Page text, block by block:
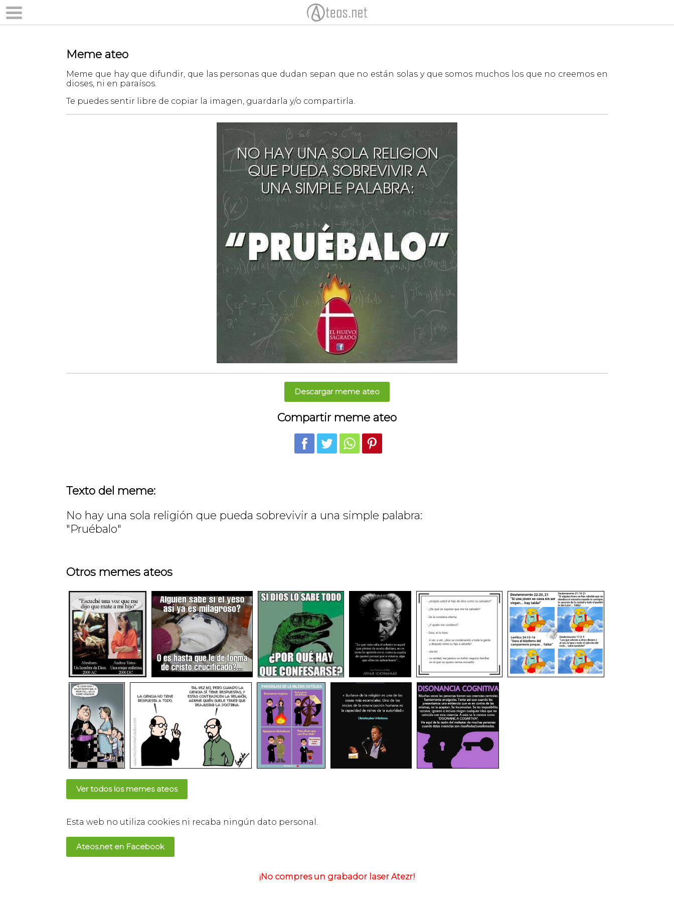
Meme ateo
Meme que hay que difundir, que las personas que dudan sepan que no están solas y que somos muchos los que no creemos en
dioses, ni en paraísos.
Te puedes sentir libre de copiar la imagen, guardarla y/o compartirla.
Descargar meme ateo
Compartir meme ateo
Texto del meme:
No hay una sola religión que pueda sobrevivir a una simple palabra:
"Pruébalo"
Otros memes ateos
Ver todos los memes ateos
Esta web no utiliza cookies ni recaba ningún dato personal.
Ateos.net en Facebook
¡No compres un grabador laser Atezr!